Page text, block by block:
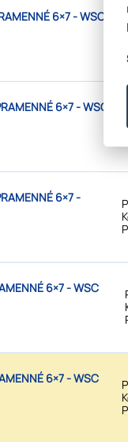
6×7 - WSC
6×7 - WSC
6×7 -
6×7 - WSC
6×7 - WSC